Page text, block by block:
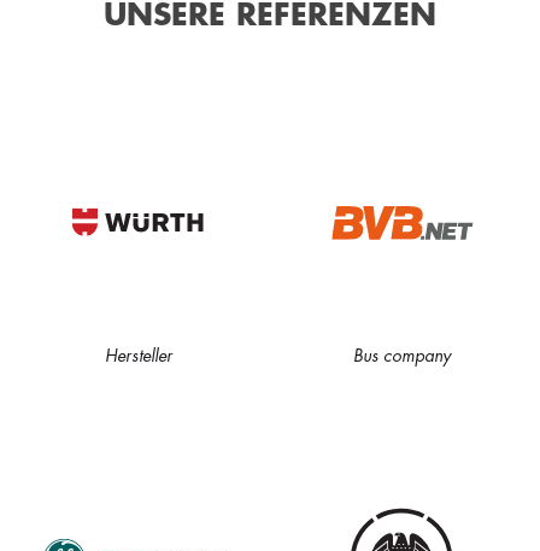
UNSERE REFERENZEN
Hersteller Bus company